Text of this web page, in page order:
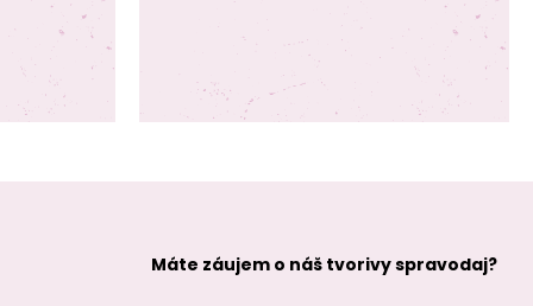
Máte záujem o náš tvorivy spravodaj?